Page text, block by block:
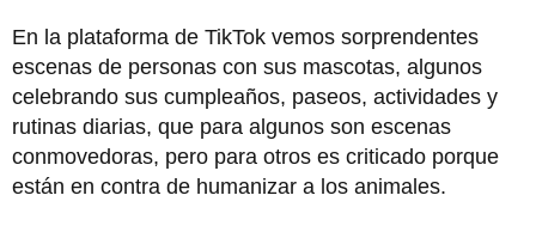
En la plataforma de TikTok vemos sorprendentes
escenas de personas con sus mascotas, algunos
celebrando sus cumpleaños, paseos, actividades y
rutinas diarias, que para algunos son escenas
conmovedoras, pero para otros es criticado porque
están en contra de humanizar a los animales.